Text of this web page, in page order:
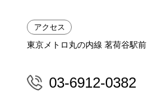
アクセス
東京メトロ丸の内線 茗荷谷駅前
03-6912-0382